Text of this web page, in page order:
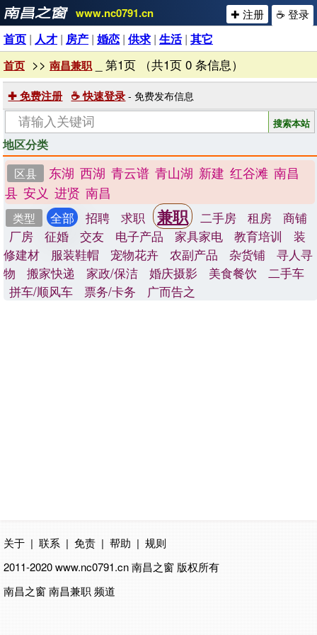
www.nc0791.cn ☕ 登录
✚ 注册
首页 | 人才 | 房产 | 婚恋 | 供求| 生活| 其它
首页 >> 南昌兼职 _ 第1页 （共1页 0 条信息）
✚ 免费注册 ☕ 快速登录 - 免费发布信息
地区分类
区县
东湖 西湖 青云谱 青山湖 新建 红谷滩 南昌
县 安义 进贤 南昌
类型 全部 招聘 求职 兼职 二手房 租房
商铺
厂房
征婚 交友 电子产品 家具家电 教育培训
装
修建材
服装鞋帽 宠物花卉 农副产品 杂货铺
寻人寻
物
搬家快递 家政/保洁 婚庆摄影 美食餐饮
二手车
拼车/顺风车
票务/卡务 广而告之
关于 | 联系 | 免责 | 帮助 | 规则
2011-2020 www.nc0791.cn南昌之窗 版权所有
南昌之窗 南昌兼职 频道